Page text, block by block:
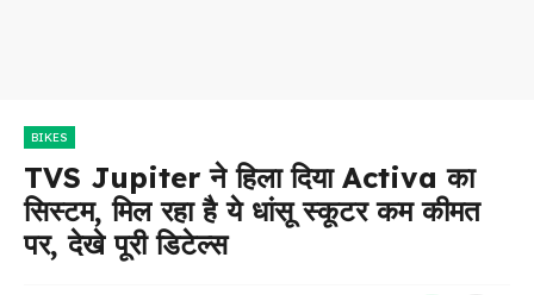
BIKES
TVS Jupiter ने हिला दिया Activa का
सिस्टम, मिल रहा है ये धांसू स्कूटर कम कीमत
पर, देखे पूरी डिटेल्स